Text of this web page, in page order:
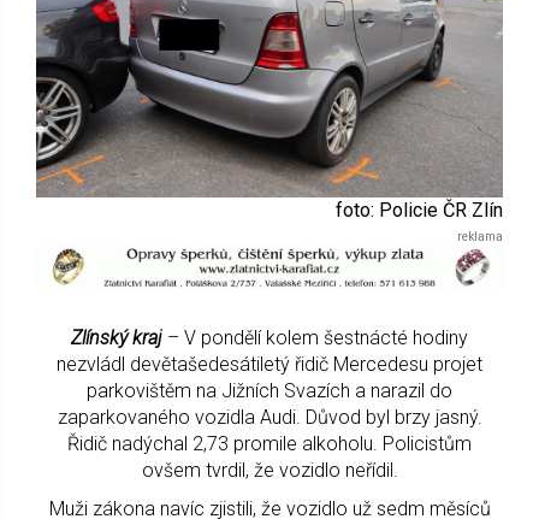
foto: Policie ČR Zlín
Zlínský kraj – V pondělí kolem šestnácté hodiny
nezvládl devětašedesátiletý řidič Mercedesu projet
parkovištěm na Jižních Svazích a narazil do
zaparkovaného vozidla Audi. Důvod byl brzy jasný.
Řidič nadýchal 2,73 promile alkoholu. Policistům
ovšem tvrdil, že vozidlo neřídil.
Muži zákona navíc zjistili, že vozidlo už sedm měsíců